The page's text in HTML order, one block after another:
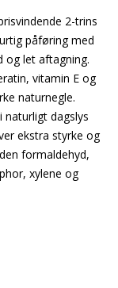
2-trins
påføring med
og let aftagning.
vitamin E og
naturnegle.
dagslys
ekstra styrke og
formaldehyd,
xylene og